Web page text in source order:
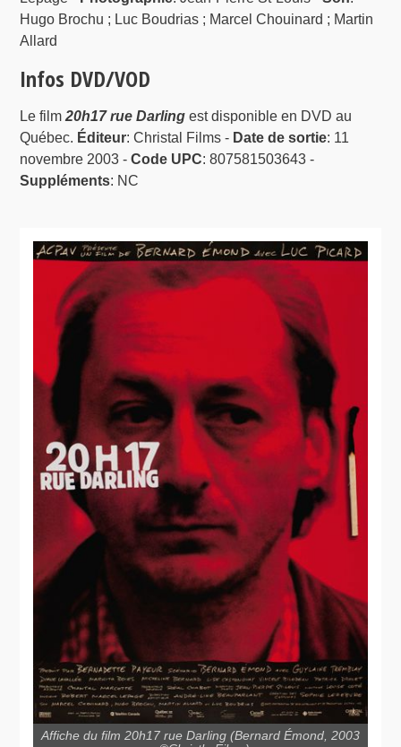
Hugo Brochu ; Luc Boudrias ; Marcel Chouinard ; Martin
Allard
Infos DVD/VOD
Le film20h17 rue Darling est disponible en DVD au
Québec. Éditeur: Christal Films - Date de sortie: 11
novembre 2003 -Code UPC: 807581503643 -
Suppléments: NC
Affiche du film 20h17 rue Darling (Bernard Émond, 2003